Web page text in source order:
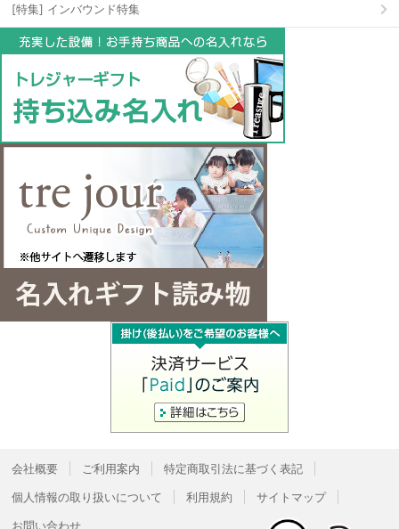
[特集] インバウンド特集
会社概要 ご利用案内
特定商取引法に基づく表記
個人情報の取り扱いについて
利用規約
サイトマップ
お問い合わせ